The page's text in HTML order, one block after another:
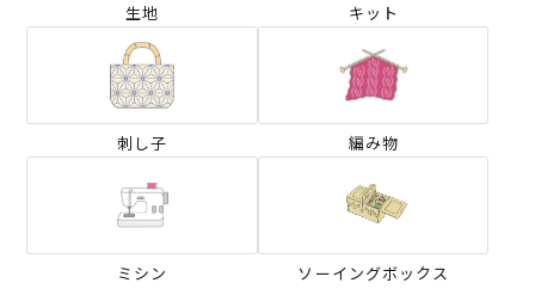
生地 キット
刺し子 編み物
ミシン ソーイングボックス